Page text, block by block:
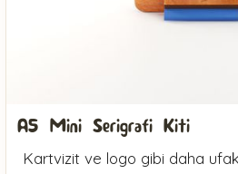
A5 Mini Serigrafi Kiti
Kartvizit ve logo gibi daha